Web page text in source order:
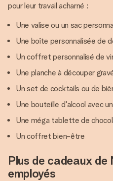
pour leur travail acharné :
Une valise ou un sac
Une boîte personnalisée de
Un coffret personnalisé de
Une planche à découper
Un set de cocktails ou de
Une bouteille d'alcool avec
Une méga tablette de
Un coffret bien-être
Plus de cadeaux de
employés